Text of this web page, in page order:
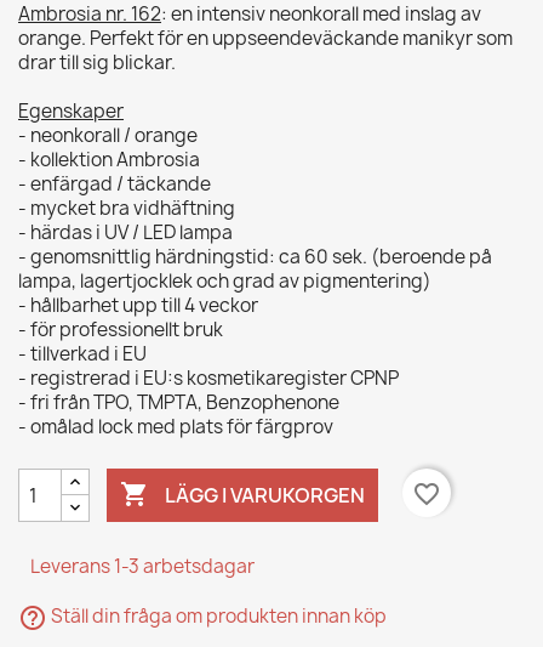
Ambrosia nr. 162: en intensiv neonkorall med inslag av
orange. Perfekt för en uppseendeväckande manikyr som
drar till sig blickar.
Egenskaper
- neonkorall / orange
- kollektion Ambrosia
- enfärgad / täckande
- mycket bra vidhäftning
- härdas i UV / LED lampa
- genomsnittlig härdningstid: ca 60 sek. (beroende på
lampa, lagertjocklek och grad av pigmentering)
- hållbarhet upp till 4 veckor
- för professionellt bruk
- tillverkad i EU
- registrerad i EU:s kosmetikaregister CPNP
- fri från TPO, TMPTA, Benzophenone
- omålad lock med plats för färgprov
 LÄGG I VARUKORGEN favorite_border
Leverans 1-3 arbetsdagar
help_outline Ställ din fråga om produkten innan köp